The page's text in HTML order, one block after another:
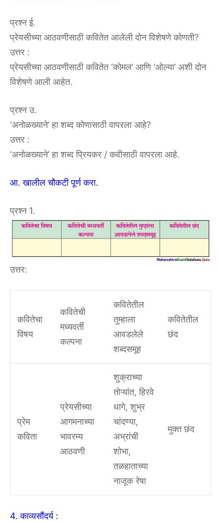
प्रश्न ई.
प्रेयसीच्या आठवणीसाठी कवितेत आलेली दोन विशेषणे कोणती?
उत्तर :
प्रेयसीच्या आठवणीसाठी कवितेत ‘कोमल’ आणि ‘ओल्या’ अशी दोन
विशेषणे आली आहेत.
प्रश्न उ.
‘अनोळख्याने’ हा शब्द कोणासाठी वापरला आहे?
उत्तर :
‘अनोळख्याने’ हा शब्द प्रियकर / कवीसाठी वापरला आहे.
आ. खालील चौकटी पूर्ण करा.
प्रश्न 1.
उत्तर:
कवितेचा
विषय
कवितेची
मध्यवर्ती
कल्पना
कवितेतील
तुम्हाला
आवडलेले
शब्दसमूह
कवितेतील
छंद
प्रेम
कविता
प्रेयसीच्या
आगमनाच्या
भावरम्य
आठवणी
शुक्राच्या
तोऱ्यांत, हिरवे
धागे, शुभ्र
चांदण्या,
अभ्रांची
शोभा,
तळहाताच्या
नाजूक रेषा
मुक्त छंद
4. काव्यसौंदर्य :